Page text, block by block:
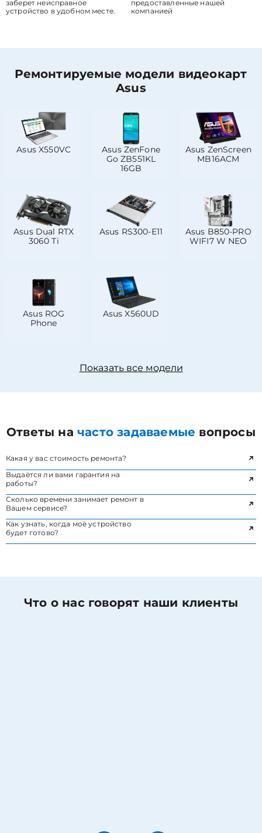
заберет неисправное
устройство в удобном месте.
предоставленные нашей
компанией
Ремонтируемые модели видеокарт
Asus
Asus X550VC
Asus ZenFone
Go ZB551KL
16GB
Asus ZenScreen
MB16ACM
Asus Dual RTX
3060 Ti
Asus RS300-E11
Asus B850-PRO
WIFI7 W NEO
Asus ROG
Phone
Asus X560UD
Показать все модели
Ответы начасто задаваемые вопросы
Какая у вас стоимость ремонта?
Выдаётся ли вами гарантия на
работы?
Сколько времени занимает ремонт в
Вашем сервисе?
Как узнать, когда моё устройство
будет готово?
Что о нас говорят наши клиенты